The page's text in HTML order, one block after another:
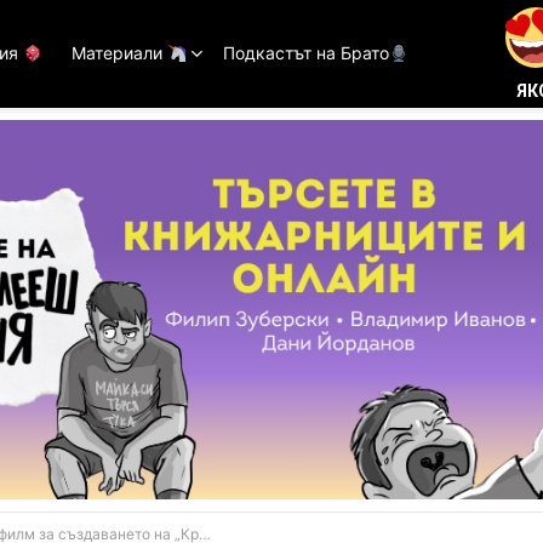
Материали Подкастът на Брато
за създаването на „Кръстникът“